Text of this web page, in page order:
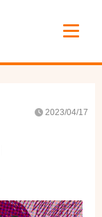
2023/04/17